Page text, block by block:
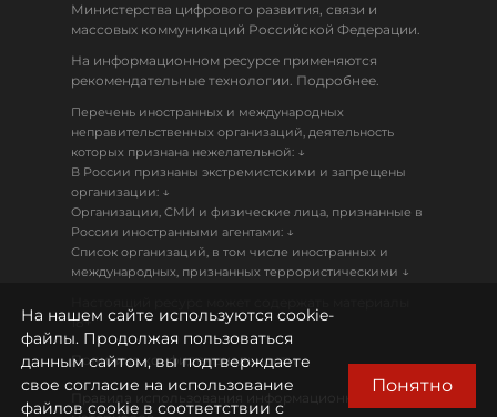
Министерства цифрового развития, связи и
массовых коммуникаций Российской Федерации.
На информационном ресурсе применяются
рекомендательные технологии. Подробнее.
Перечень иностранных и международных
неправительственных организаций, деятельность
которых признана нежелательной: ↓
В России признаны экстремистскими и запрещены
организации: ↓
Организации, СМИ и физические лица, признанные в
России иностранными агентами: ↓
Список организаций, в том числе иностранных и
международных, признанных террористическими ↓
18+
Политика конфиденциальности
Правила использования информационных
На нашем сайте используются cookie-
файлы. Продолжая пользоваться
данным сайтом, вы подтверждаете
свое согласие на использование
файлов cookie в соответствии с
Понятно